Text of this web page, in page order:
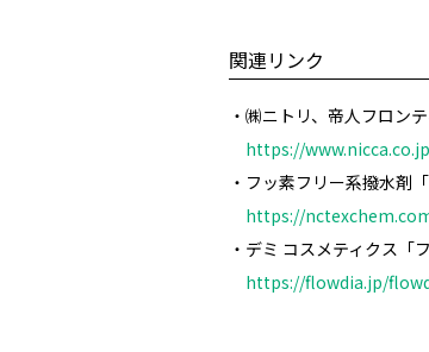
関連リンク
・㈱ニトリ、帝人フロン
https://
・フッ素フリー系撥水剤
https://
・デミ コスメティクス「
https://flowdia.jp/